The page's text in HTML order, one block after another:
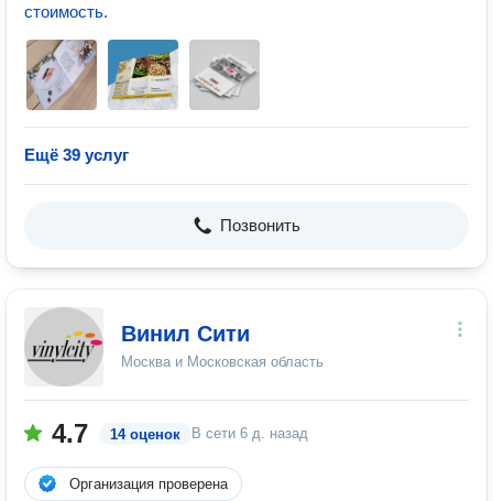
стоимость.
Ещё 39 услуг
Позвонить
Винил Сити
Москва и Московская область
4.7 14 оценок В сети 6 д. назад
Организация проверена